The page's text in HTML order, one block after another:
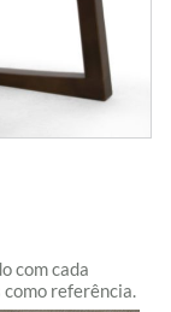
com cada
como referência.